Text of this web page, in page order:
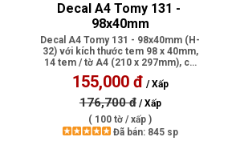
Decal A4 Tomy 131 -
98x40mm
Decal A4 Tomy 131 - 98x40mm (H-
32) với kích thước tem 98 x 40mm,
14 tem / tờ A4 (210 x 297mm), có
ph..
155,000 đ / Xấp
176,700 đ/ Xấp
( 100 tờ / xấp )
Đã bán: 845 sp